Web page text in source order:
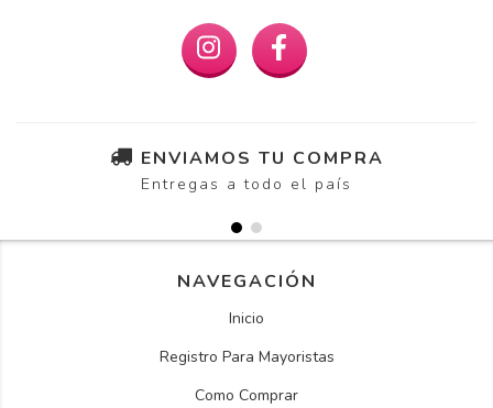
ENVIAMOS TU COMPRA
Entregas a todo el país
NAVEGACIÓN
Inicio
Registro Para Mayoristas
Como Comprar